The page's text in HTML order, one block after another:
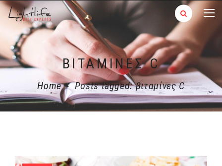
ΒΙΤΑΜΊΝΕΣ C
Home - Posts tagged: βιταμίνες C